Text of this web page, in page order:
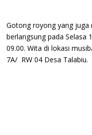
Gotong royong yang
berlangsung pada Selasa
09.00. Wita di lokasi
7A/ RW 04 Desa Talabiu.